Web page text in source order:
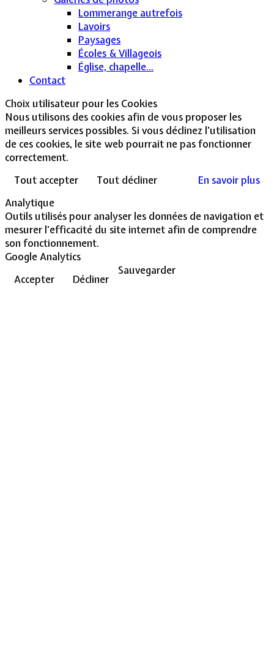
Lommerange autrefois
Lavoirs
Paysages
Écoles & Villageois
Église, chapelle...
Contact
Choix utilisateur pour les Cookies
Nous utilisons des cookies afin de vous proposer les
meilleurs services possibles. Si vous déclinez l'utilisation
de ces cookies, le site web pourrait ne pas fonctionner
correctement.
Tout accepter
Tout décliner
En savoir plus
Analytique
Outils utilisés pour analyser les données de navigation et
mesurer l'efficacité du site internet afin de comprendre
son fonctionnement.
Google Analytics
Accepter
Décliner
Sauvegarder